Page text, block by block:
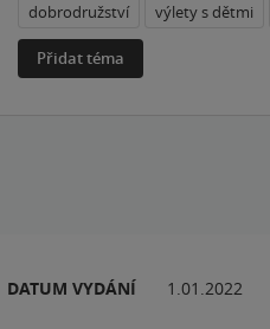
dobrodružství výlety s dětmi
Přidat téma
DATUM VYDÁNÍ 1.01.2022